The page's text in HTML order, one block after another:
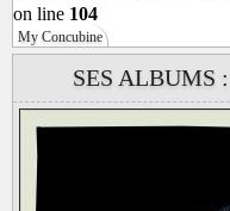
on line 104
My Concubine
SES ALBUMS :